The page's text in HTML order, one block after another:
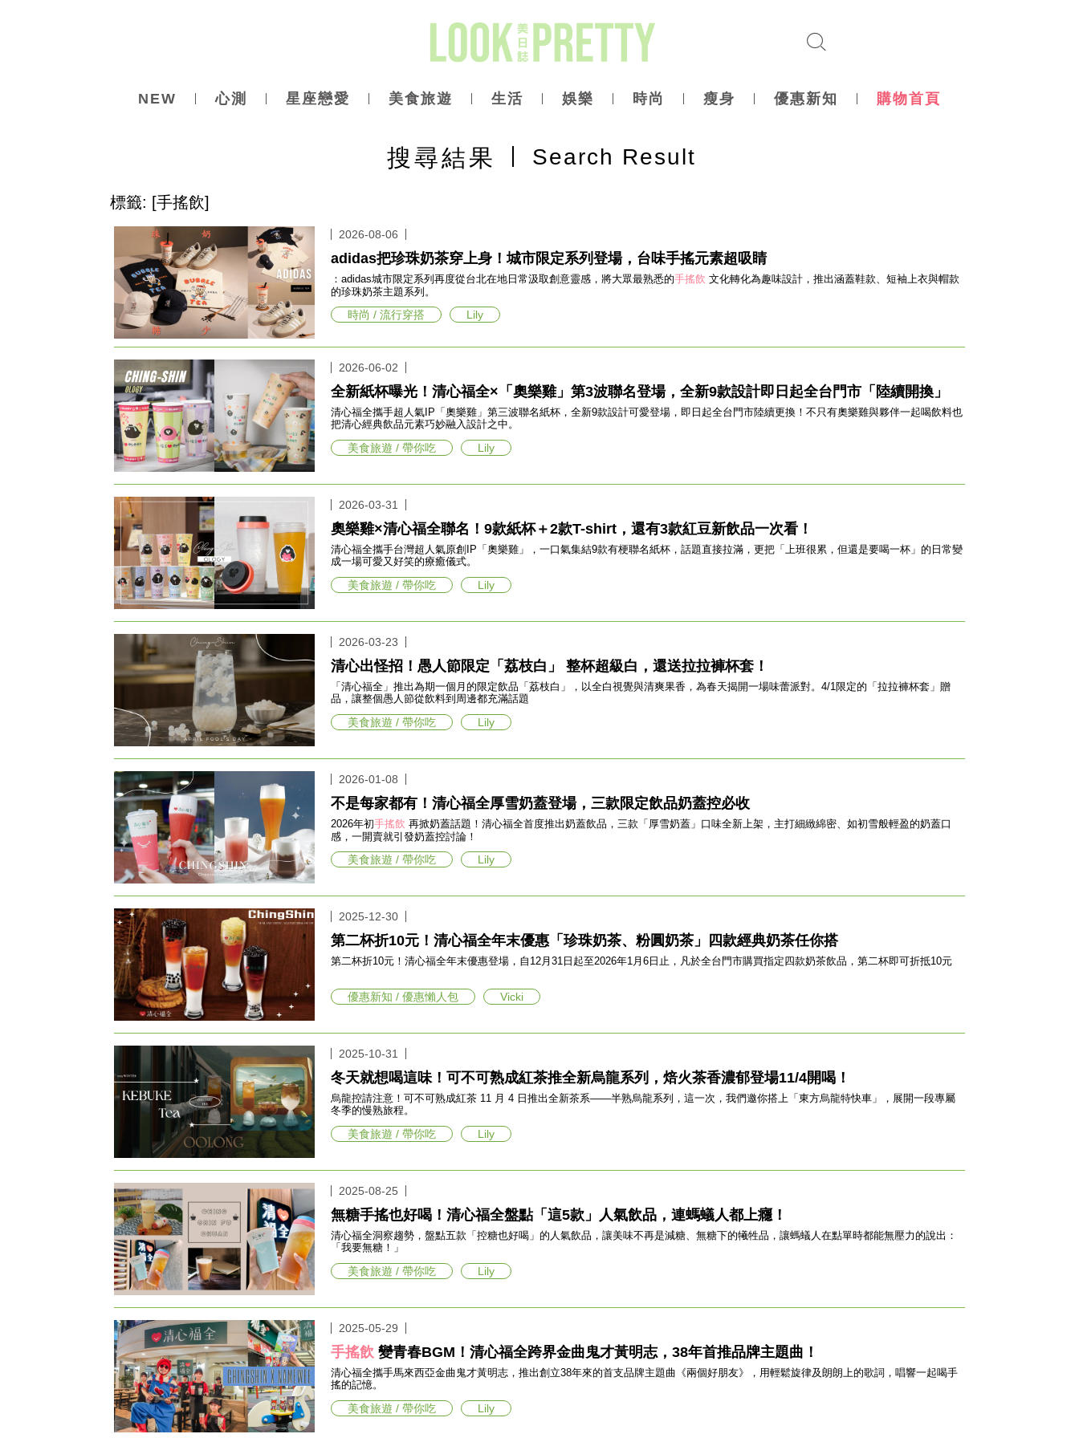
NEW 心測 星座戀愛 美食旅遊 生活 娛樂 時尚 瘦身 優惠新知 購物首頁
搜尋結果 Search Result
標籤: [手搖飲]
2026-08-06
adidas把珍珠奶茶穿上身！城市限定系列登場，台味手搖元素超吸睛
：adidas城市限定系列再度從台北在地日常汲取創意靈感，將大眾最熟悉的手搖飲 文化轉化為趣味設計，推出涵蓋鞋款、短袖上衣與帽款
的珍珠奶茶主題系列。
時尚 / 流行穿搭 Lily
2026-06-02
全新紙杯曝光！清心福全×「奧樂雞」第3波聯名登場，全新9款設計即日起全台門市「陸續開換」
清心福全攜手超人氣IP「奧樂雞」第三波聯名紙杯，全新9款設計可愛登場，即日起全台門市陸續更換！不只有奧樂雞與夥伴一起喝飲料也
把清心經典飲品元素巧妙融入設計之中。
美食旅遊 / 帶你吃 Lily
2026-03-31
奧樂雞×清心福全聯名！9款紙杯＋2款T-shirt，還有3款紅豆新飲品一次看！
清心福全攜手台灣超人氣原創IP「奧樂雞」，一口氣集結9款有梗聯名紙杯，話題直接拉滿，更把「上班很累，但還是要喝一杯」的日常變
成一場可愛又好笑的療癒儀式。
美食旅遊 / 帶你吃 Lily
2026-03-23
清心出怪招！愚人節限定「荔枝白」 整杯超級白，還送拉拉褲杯套！
「清心福全」推出為期一個月的限定飲品「荔枝白」，以全白視覺與清爽果香，為春天揭開一場味蕾派對。4/1限定的「拉拉褲杯套」贈
品，讓整個愚人節從飲料到周邊都充滿話題
美食旅遊 / 帶你吃 Lily
2026-01-08
不是每家都有！清心福全厚雪奶蓋登場，三款限定飲品奶蓋控必收
2026年初手搖飲 再掀奶蓋話題！清心福全首度推出奶蓋飲品，三款「厚雪奶蓋」口味全新上架，主打細緻綿密、如初雪般輕盈的奶蓋口
感，一開賣就引發奶蓋控討論！
美食旅遊 / 帶你吃 Lily
2025-12-30
第二杯折10元！清心福全年末優惠「珍珠奶茶、粉圓奶茶」四款經典奶茶任你搭
第二杯折10元！清心福全年末優惠登場，自12月31日起至2026年1月6日止，凡於全台門市購買指定四款奶茶飲品，第二杯即可折抵10元
優惠新知 / 優惠懶人包 Vicki
2025-10-31
冬天就想喝這味！可不可熟成紅茶推全新烏龍系列，焙火茶香濃郁登場11/4開喝！
烏龍控請注意！可不可熟成紅茶 11 月 4 日推出全新茶系——半熟烏龍系列，這一次，我們邀你搭上「東方烏龍特快車」，展開一段專屬
冬季的慢熟旅程。
美食旅遊 / 帶你吃 Lily
2025-08-25
無糖手搖也好喝！清心福全盤點「這5款」人氣飲品，連螞蟻人都上癮！
清心福全洞察趨勢，盤點五款「控糖也好喝」的人氣飲品，讓美味不再是減糖、無糖下的犧牲品，讓螞蟻人在點單時都能無壓力的說出：
「我要無糖！」
美食旅遊 / 帶你吃 Lily
2025-05-29
手搖飲 變青春BGM！清心福全跨界金曲鬼才黃明志，38年首推品牌主題曲！
清心福全攜手馬來西亞金曲鬼才黃明志，推出創立38年來的首支品牌主題曲《兩個好朋友》，用輕鬆旋律及朗朗上的歌詞，唱響一起喝手
搖的記憶。
美食旅遊 / 帶你吃 Lily